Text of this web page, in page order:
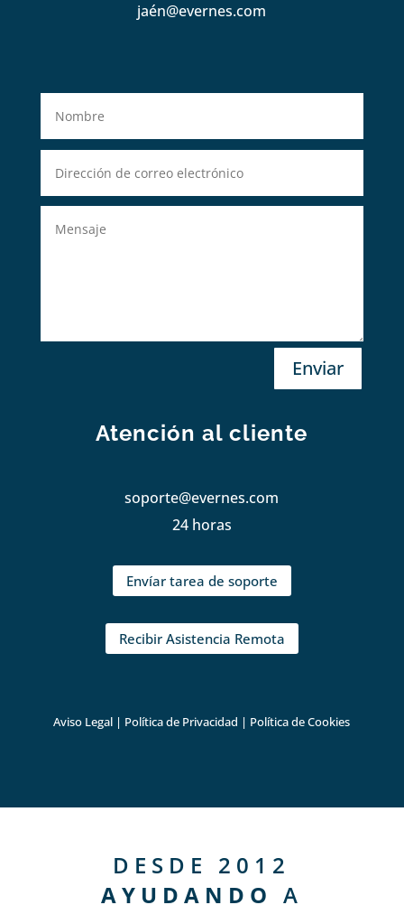
jaén@evernes.com
Enviar
Atención al cliente
soporte@evernes.com
24 horas
Envíar tarea de soporte
Recibir Asistencia Remota
Aviso Legal | Política de Privacidad | Política de Cookies
DESDE 2012
AYUDANDO A